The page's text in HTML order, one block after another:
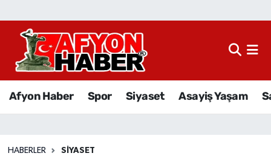
Afyon Haber Spor Siyaset Asayiş Yaşam
HABERLER SIYASET
Afyon Haber